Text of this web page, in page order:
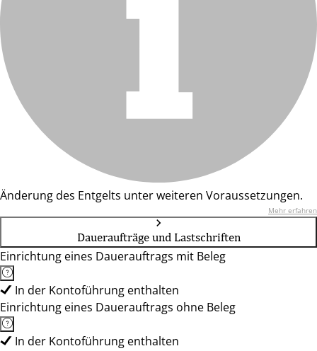
Änderung des Entgelts unter weiteren Voraussetzungen.
Mehr erfahren
Daueraufträge und Lastschriften
Einrichtung eines Dauerauftrags mit Beleg
In der Kontoführung enthalten
Einrichtung eines Dauerauftrags ohne Beleg
In der Kontoführung enthalten